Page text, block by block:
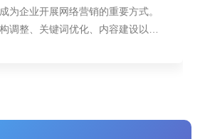
为企业开展网络营销的重要方式。
调整、关键词优化、内容建设以及